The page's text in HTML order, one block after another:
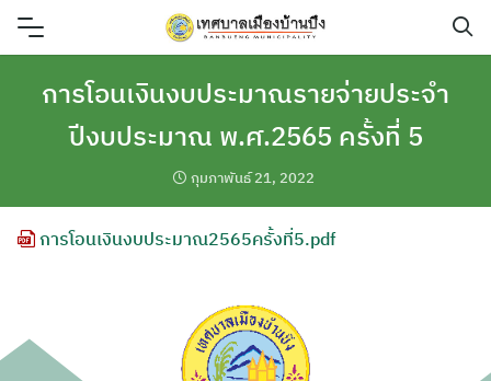
Skip
การโอนเงินงบประมาณรายจ่ายประจำ
ปีงบประมาณ พ.ศ.2565 ครั้งที่ 5
กุมภาพันธ์ 21, 2022
การโอนเงินงบประมาณ2565ครั้งที่5.pdf